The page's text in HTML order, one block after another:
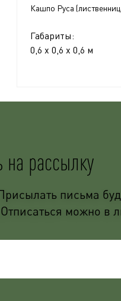
Кашпо Руса
Габариты:
0,6 x 0,6 x 0,6 м
рассылку
письма
можно в